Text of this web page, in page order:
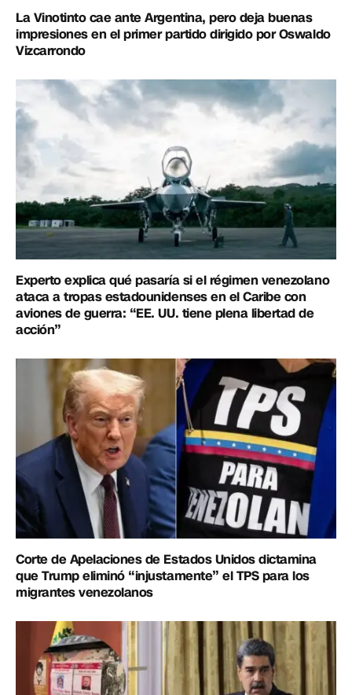
La Vinotinto cae ante Argentina, pero deja buenas
impresiones en el primer partido dirigido por Oswaldo
Vizcarrondo
Experto explica qué pasaría si el régimen venezolano
ataca a tropas estadounidenses en el Caribe con
aviones de guerra: “EE. UU. tiene plena libertad de
acción”
Corte de Apelaciones de Estados Unidos dictamina
que Trump eliminó “injustamente” el TPS para los
migrantes venezolanos